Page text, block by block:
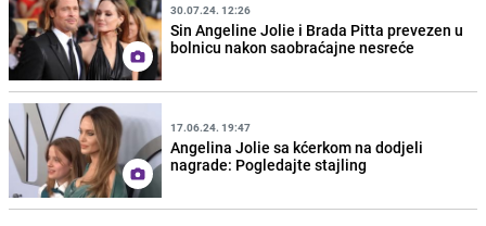
30.07.24. 12:26
Sin Angeline Jolie i Brada Pitta prevezen u
bolnicu nakon saobraćajne nesreće
17.06.24. 19:47
Angelina Jolie sa kćerkom na dodjeli
nagrade: Pogledajte stajling